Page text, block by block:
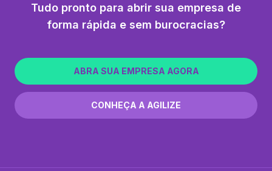
Tudo pronto para abrir sua empresa de
forma rápida e sem burocracias?
ABRA SUA EMPRESA AGORA
CONHEÇA A AGILIZE